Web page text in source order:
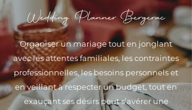
Wedding Planner Bergerac
Organiser un mariage tout en jonglant
avec les attentes familiales, les contraintes
professionnelles, les besoins personnels et
en veillant à respecter un budget, tout en
exauçant ses désirs peut s’avérer une